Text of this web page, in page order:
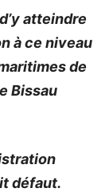
atteindre
à ce niveau
de
Bissau
défaut.